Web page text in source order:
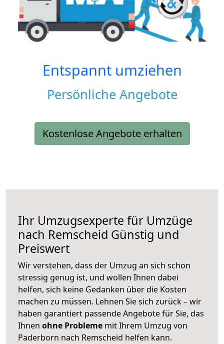
Entspannt umziehen
Persönliche Angebote
Kostenlose Angebote erhalten
Ihr Umzugsexperte für Umzüge
nach Remscheid Günstig und
Preiswert
Wir verstehen, dass der Umzug an sich schon
stressig genug ist, und wollen Ihnen dabei
helfen, sich keine Gedanken über die Kosten
machen zu müssen. Lehnen Sie sich zurück – wir
haben garantiert passende Angebote für Sie, das
Ihnen ohne Probleme mit Ihrem Umzug von
Paderborn nach Remscheid helfen kann.